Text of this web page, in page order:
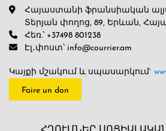
Հայաստանի ֆրանսիական
Տերյան փողոց, 89, Երևան,
Հեռ.՝ +37498 801238
Էլ․փոստ՝ info@courrier.am
Կայքի մշակում և սպասարկում`
Faire un don